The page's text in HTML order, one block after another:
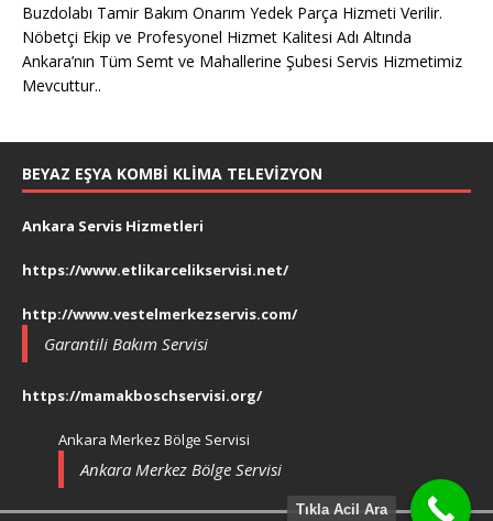
Buzdolabı Tamir Bakım Onarım Yedek Parça Hizmeti Verilir.
Nöbetçi Ekip ve Profesyonel Hizmet Kalitesi Adı Altında
Ankara’nın Tüm Semt ve Mahallerine Şubesi Servis Hizmetimiz
Mevcuttur..
BEYAZ EŞYA KOMBI KLIMA TELEVIZYON
Ankara Servis Hizmetleri
https://www.etlikarcelikservisi.net/
http://www.vestelmerkezservis.com/
Garantili Bakım Servisi
https://mamakboschservisi.org/
Ankara Merkez Bölge Servisi
Ankara Merkez Bölge Servisi
Tıkla Acil Ara